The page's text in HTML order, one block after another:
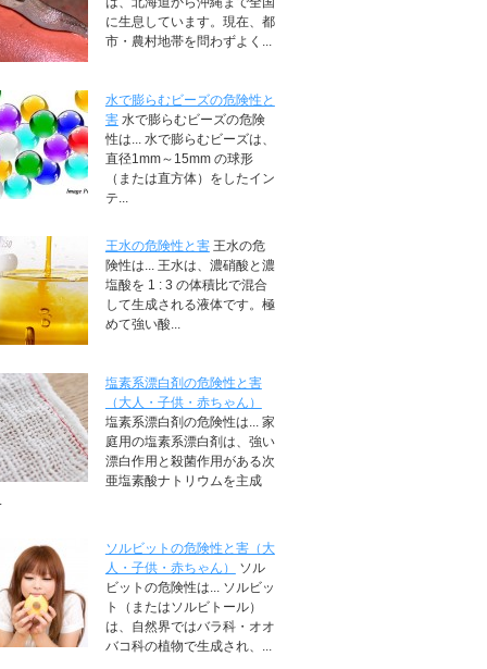
に生息しています。現在、都
市・農村地帯を問わずよく...
水で膨らむビーズの危険性と
害 水で膨らむビーズの危険
性は... 水で膨らむビーズは、
直径1mm～15mm の球形
（または直方体）をしたイン
テ...
王水の危険性と害 王水の危
険性は... 王水は、濃硝酸と濃
塩酸を 1 : 3 の体積比で混合
して生成される液体です。極
めて強い酸...
塩素系漂白剤の危険性と害
（大人・子供・赤ちゃん）
塩素系漂白剤の危険性は... 家
庭用の塩素系漂白剤は、強い
漂白作用と殺菌作用がある次
亜塩素酸ナトリウムを主成
ソルビットの危険性と害（大
人・子供・赤ちゃん）
ソル
ビットの危険性は... ソルビッ
ト（またはソルビトール）
は、自然界ではバラ科・オオ
バコ科の植物で生成され、...